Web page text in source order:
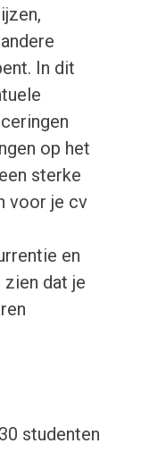
In dit
op het
sterke
voor je cv
en
dat je
studenten